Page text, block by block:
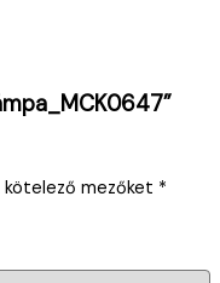
kötelező mezőket *